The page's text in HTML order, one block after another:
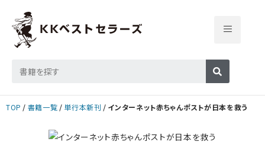
TOP 書籍一覧 単行本新刊 インターネット赤ちゃんポストが日本を救う